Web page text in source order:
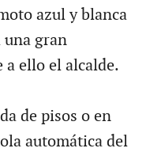
azul y blanca
una gran
a ello el alcalde.
de pisos o en
automática del